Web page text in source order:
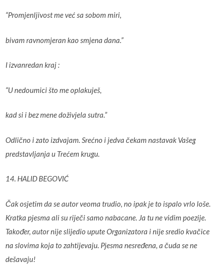
“Promjenljivost me već sa sobom miri,
bivam ravnomjeran kao smjena dana.”
I izvanredan kraj :
“U nedoumici što me oplakuješ,
kad si i bez mene doživjela sutra.”
Odlično i zato izdvajam. Srećno i jedva čekam nastavak Vašeg
predstavljanja u Trećem krugu.
14. HALID BEGOVIĆ
Čak osjetim da se autor veoma trudio, no ipak je to ispalo vrlo loše.
Kratka pjesma ali su riječi samo nabacane. Ja tu ne vidim poezije.
Također, autor nije slijedio upute Organizatora i nije sredio kvačice
na slovima koja to zahtijevaju. Pjesma nesređena, a čuda se ne
dešavaju!